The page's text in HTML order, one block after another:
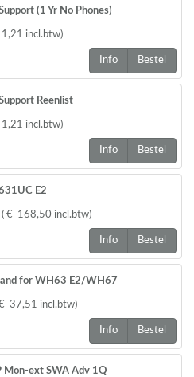
(1 Yr No Phones)
1,21 incl.btw)
Info Bestel
Reenlist
1,21 incl.btw)
Info Bestel
E2
( € 168,50 incl.btw)
Info Bestel
for WH63 E2/WH67
37,51 incl.btw)
Info Bestel
Mon-ext SWA Adv 1Q